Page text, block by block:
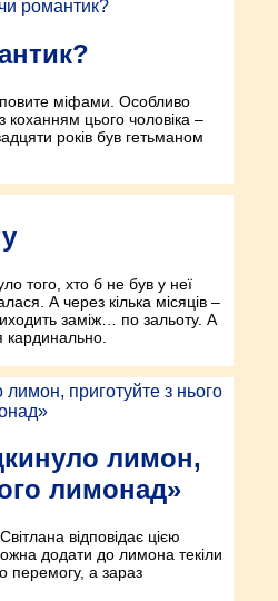
міфами. Особливо
коханням цього чоловіка –
років був гетьманом
того, хто б не був у неї
А через кілька місяців –
заміж… по зальоту. А
кардинально.
лимон,
лимонад»
відповідає цією
додати до лимона текіли
перемогу, а зараз